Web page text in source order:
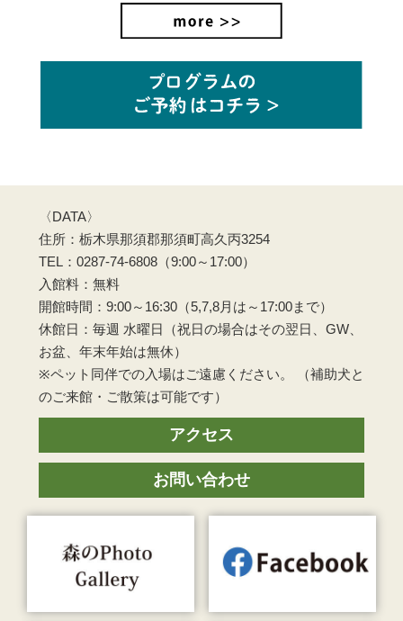
〈DATA〉
住所：栃木県那須郡那須町高久丙3254
TEL：0287-74-6808（9:00～17:00）
入館料：無料
開館時間：9:00～16:30（5,7,8月は～17:00まで）
休館日：毎週 水曜日（祝日の場合はその翌日、GW、
お盆、年末年始は無休）
※ペット同伴での入場はご遠慮ください。 （補助犬と
のご来館・ご散策は可能です）
アクセス
お問い合わせ